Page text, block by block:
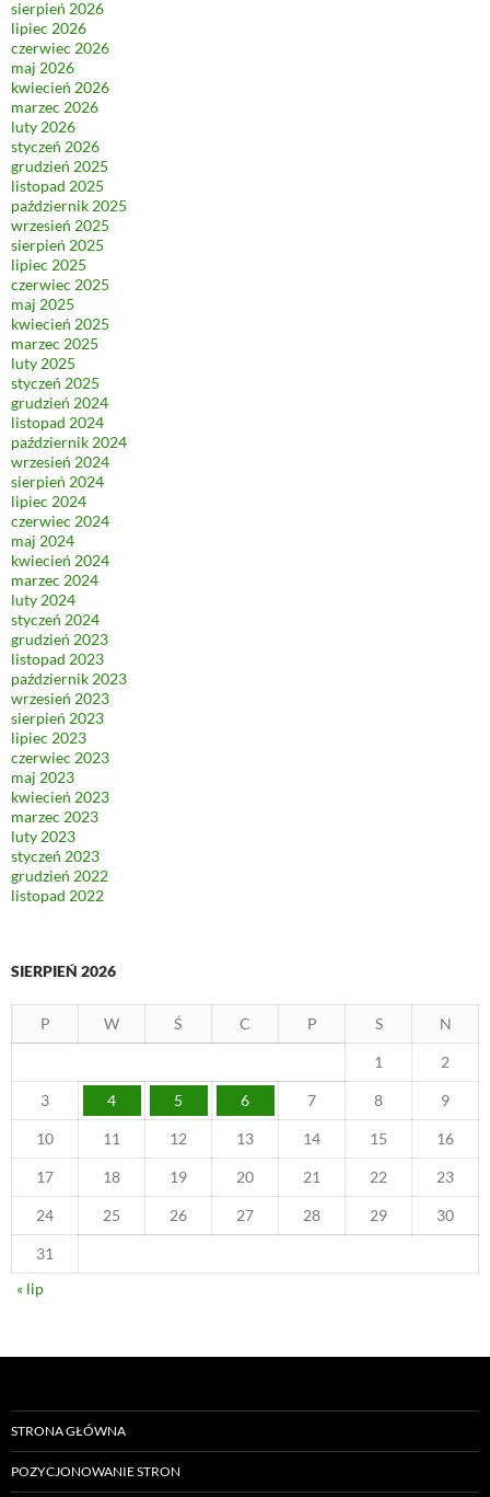
sierpień 2026
lipiec 2026
czerwiec 2026
maj 2026
kwiecień 2026
marzec 2026
luty 2026
styczeń 2026
grudzień 2025
listopad 2025
październik 2025
wrzesień 2025
sierpień 2025
lipiec 2025
czerwiec 2025
maj 2025
kwiecień 2025
marzec 2025
luty 2025
styczeń 2025
grudzień 2024
listopad 2024
październik 2024
wrzesień 2024
sierpień 2024
lipiec 2024
czerwiec 2024
maj 2024
kwiecień 2024
marzec 2024
luty 2024
styczeń 2024
grudzień 2023
listopad 2023
październik 2023
wrzesień 2023
sierpień 2023
lipiec 2023
czerwiec 2023
maj 2023
kwiecień 2023
marzec 2023
luty 2023
styczeń 2023
grudzień 2022
listopad 2022
SIERPIEŃ 2026
P W Ś C P S N
1 2
3 4 5 6 7 8 9
10 11 12 13 14 15 16
17 18 19 20 21 22 23
24 25 26 27 28 29 30
31
« lip
STRONA GŁÓWNA
POZYCJONOWANIE STRON